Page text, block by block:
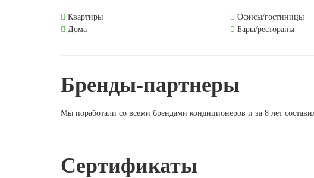
Квартиры
Дома
Офисы/гостиницы
Бары/рестораны
Бренды-партнеры
Мы поработали со всеми брендами кондиционеров и за 8 лет
Сертификаты